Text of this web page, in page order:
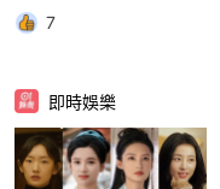
7
即時娛樂